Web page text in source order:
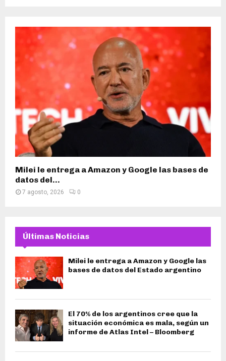
Milei le entrega a Amazon y Google las bases de
datos del...
7 agosto, 2026 0
Últimas Noticias
Milei le entrega a Amazon y Google las
bases de datos del Estado argentino
El 70% de los argentinos cree que la
situación económica es mala, según un
informe de Atlas Intel – Bloomberg